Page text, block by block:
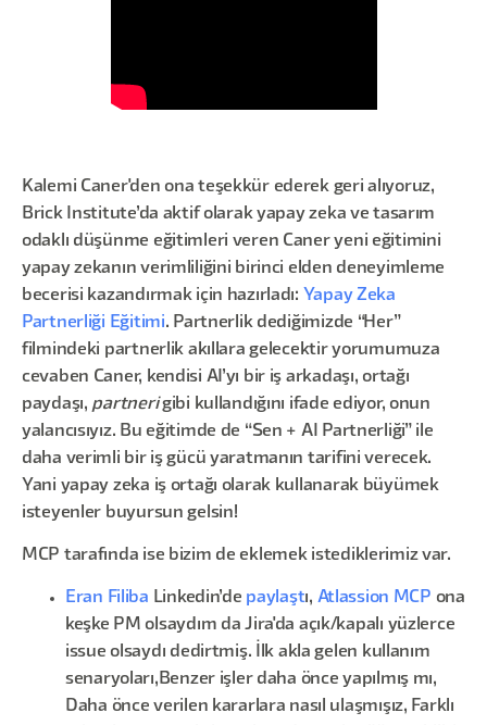
Kalemi Caner'den ona teşekkür ederek geri alıyoruz,
Brick Institute’da aktif olarak yapay zeka ve tasarım
odaklı düşünme eğitimleri veren Caner yeni eğitimini
yapay zekanın verimliliğini birinci elden deneyimleme
becerisi kazandırmak için hazırladı: Yapay Zeka
Partnerliği Eğitimi. Partnerlik dediğimizde “Her”
filmindeki partnerlik akıllara gelecektir yorumumuza
cevaben Caner, kendisi AI’yı bir iş arkadaşı, ortağı
paydaşı, partnerigibi kullandığını ifade ediyor, onun
yalancısıyız. Bu eğitimde de “Sen + AI Partnerliği” ile
daha verimli bir iş gücü yaratmanın tarifini verecek.
Yani yapay zeka iş ortağı olarak kullanarak büyümek
isteyenler buyursun gelsin!
MCP tarafında ise bizim de eklemek istediklerimiz var.
Eran Filiba Linkedin’de paylaştı, Atlassion MCP ona
keşke PM olsaydım da Jira'da açık/kapalı yüzlerce
issue olsaydı dedirtmiş. İlk akla gelen kullanım
senaryoları,Benzer işler daha önce yapılmış mı,
Daha önce verilen kararlara nasıl ulaşmışız, Farklı